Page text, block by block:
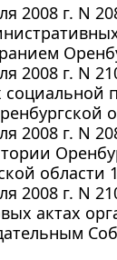
2008 г. N
2008 г. N
2008 г. N
области
2008 г. N
актах